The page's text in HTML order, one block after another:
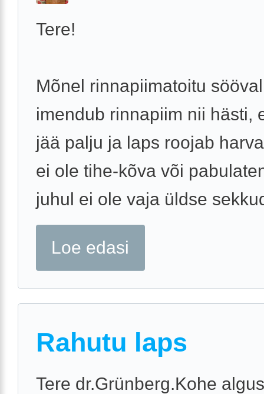
Tere!
Mõnel rinnapiimatoitu
imendub rinnapiim nii hästi,
jää palju ja laps roojab
ei ole tihe-kõva või
juhul ei ole vaja üldse
Loe edasi
Rahutu laps
Tere dr.Grünberg.Kohe